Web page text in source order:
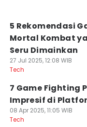
5 Rekomendasi
Mortal Kombat
Seru Dimainkan
27 Jul 2025, 12:08 WIB
Tech
7 Game Fighting
Impresif di
08 Apr 2025, 11:05 WIB
Tech